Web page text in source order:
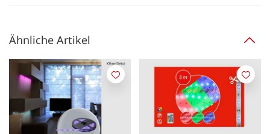
Ähnliche Artikel
Merken